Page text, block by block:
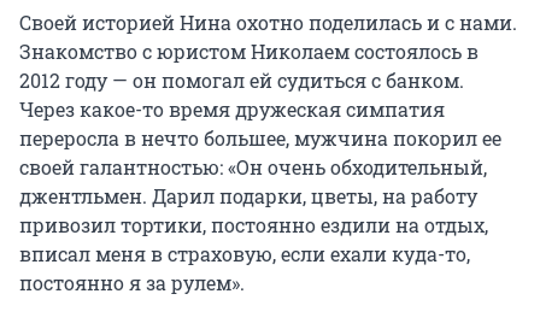
Своей историей Нина охотно поделилась и с нами.
Знакомство с юристом Николаем состоялось в
2012 году — он помогал ей судиться с банком.
Через какое-то время дружеская симпатия
переросла в нечто большее, мужчина покорил ее
своей галантностью: «Он очень обходительный,
джентльмен. Дарил подарки, цветы, на работу
привозил тортики, постоянно ездили на отдых,
вписал меня в страховую, если ехали куда-то,
постоянно я за рулем».